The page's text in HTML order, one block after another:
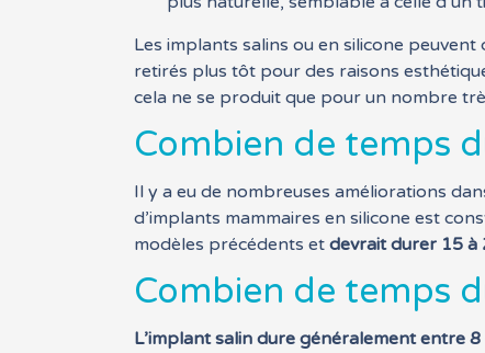
Les implants salins ou en silicone
retirés plus tôt pour des raisons
cela ne se produit que pour un nombre
Combien de temps
Il y a eu de nombreuses améliorations
d’implants mammaires en silicone est
modèles précédents etdevrait durer 15 à
Combien de temps
L’implant salin dure généralement entre